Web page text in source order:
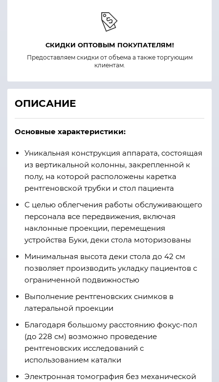
СКИДКИ ОПТОВЫМ ПОКУПАТЕЛЯМ!
Предоставляем скидки от объема а также торгующим
клиентам.
ОПИСАНИЕ
Основные характеристики:
Уникальная конструкция аппарата, состоящая
из вертикальной колонны, закрепленной к
полу, на которой расположены каретка
рентгеновской трубки и стол пациента
С целью облегчения работы обслуживающего
персонала все передвижения, включая
наклонные проекции, перемещения
устройства Буки, деки стола моторизованы
Минимальная высота деки стола до 42 см
позволяет производить укладку пациентов с
ограниченной подвижностью
Выполнение рентгеновских снимков в
латеральной проекции
Благодаря большому расстоянию фокус-пол
(до 228 см) возможно проведение
рентгеновских исследований с
использованием каталки
Электронная томография без механической